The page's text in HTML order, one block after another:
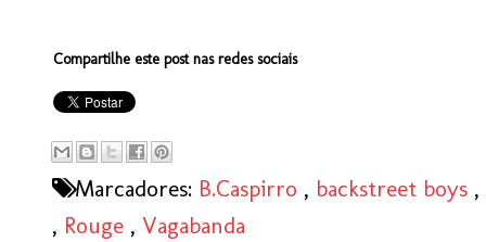
Compartilhe este post nas redes sociais
Marcadores: B.Caspirro , backstreet boys ,
, Rouge , Vagabanda